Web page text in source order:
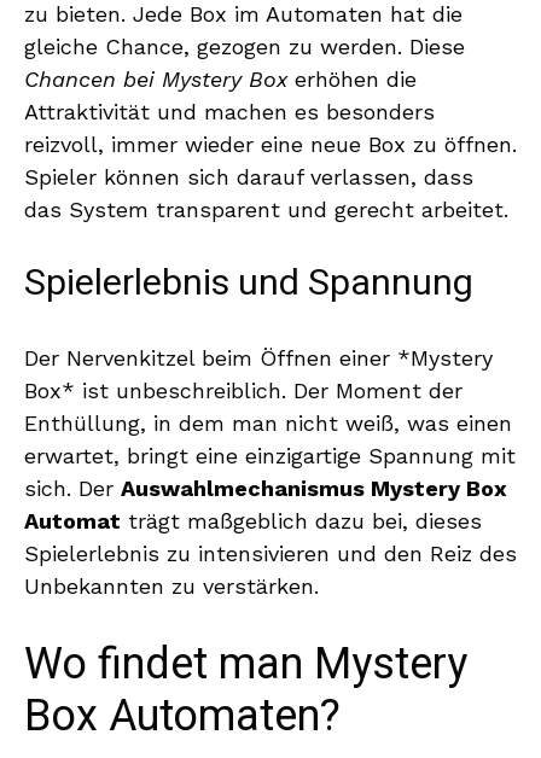
zu bieten. Jede Box im Automaten hat die
gleiche Chance, gezogen zu werden. Diese
Chancen bei Mystery Boxerhöhen die
Attraktivität und machen es besonders
reizvoll, immer wieder eine neue Box zu öffnen.
Spieler können sich darauf verlassen, dass
das System transparent und gerecht arbeitet.
Spielerlebnis und Spannung
Der Nervenkitzel beim Öffnen einer *Mystery
Box* ist unbeschreiblich. Der Moment der
Enthüllung, in dem man nicht weiß, was einen
erwartet, bringt eine einzigartige Spannung mit
sich. Der Auswahlmechanismus Mystery Box
Automat trägt maßgeblich dazu bei, dieses
Spielerlebnis zu intensivieren und den Reiz des
Unbekannten zu verstärken.
Wo findet man Mystery
Box Automaten?